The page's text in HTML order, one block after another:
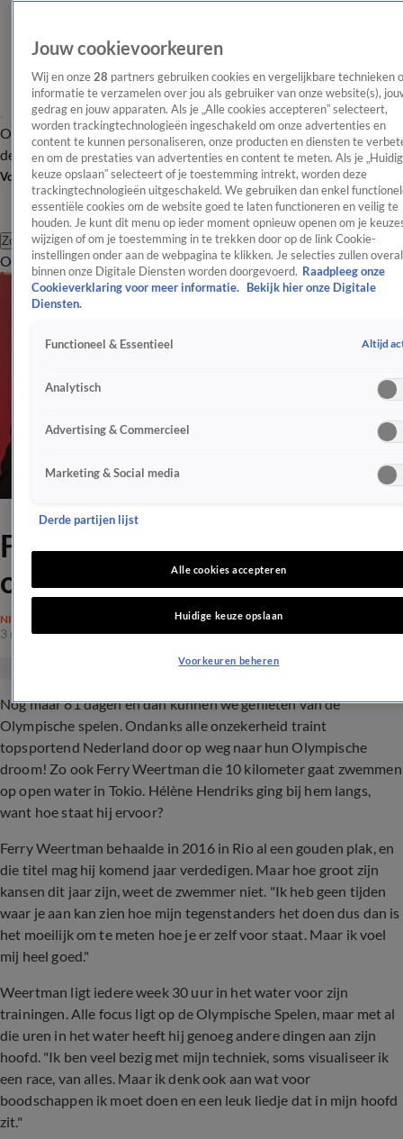
OverzichtAfleveringen Entertainment TV Algemeen
Tip
de redactieNieuwsbrief
Volg Shownieuws
Zoeken
OverzichtEntertainmentSpraakmakendRealityCrimeVideo's
Ferry Weertman gaat
opnieuw voor goud in Tokio
NIEUWS
3 mei 2021, 20:43
Nog maar 81 dagen en dan kunnen we genieten van de
Olympische spelen. Ondanks alle onzekerheid traint
topsportend Nederland door op weg naar hun Olympische
droom! Zo ook Ferry Weertman die 10 kilometer gaat zwemmen
op open water in Tokio. Hélène Hendriks ging bij hem langs,
want hoe staat hij ervoor?
Ferry Weertman behaalde in 2016 in Rio al een gouden plak, en
die titel mag hij komend jaar verdedigen. Maar hoe groot zijn
kansen dit jaar zijn, weet de zwemmer niet. "Ik heb geen tijden
waar je aan kan zien hoe mijn tegenstanders het doen dus dan is
het moeilijk om te meten hoe je er zelf voor staat. Maar ik voel
mij heel goed."
Weertman ligt iedere week 30 uur in het water voor zijn
trainingen. Alle focus ligt op de Olympische Spelen, maar met al
die uren in het water heeft hij genoeg andere dingen aan zijn
hoofd. "Ik ben veel bezig met mijn techniek, soms visualiseer ik
een race, van alles. Maar ik denk ook aan wat voor
boodschappen ik moet doen en een leuk liedje dat in mijn hoofd
zit."
Jouw cookievoorkeuren
Wij en onze 28 partners gebruiken cookies en vergelijkbare technieken
informatie te verzamelen over jou als gebruiker van onze website(s),
gedrag en jouw apparaten. Als je „Alle cookies accepteren” selecteert,
worden trackingtechnologieën ingeschakeld om onze advertenties en
content te kunnen personaliseren, onze producten en diensten te
en om de prestaties van advertenties en content te meten. Als je
keuze opslaan” selecteert of je toestemming intrekt, worden deze
trackingtechnologieën uitgeschakeld. We gebruiken dan enkel
essentiële cookies om de website goed te laten functioneren en veilig te
houden. Je kunt dit menu op ieder moment opnieuw openen om je
wijzigen of om je toestemming in te trekken door op de link Cookie-
instellingen onder aan de webpagina te klikken. Je selecties zullen overal
binnen onze Digitale Diensten worden doorgevoerd. Raadpleeg onze
Cookieverklaring voor meer informatie.
Bekijk hier onze Digitale
Diensten.
Functioneel & Essentieel Altijd
Analytisch
Advertising & Commercieel
Marketing & Social media
Derde partijen lijst
Alle cookies accepteren
Huidige keuze opslaan
Voorkeuren beheren